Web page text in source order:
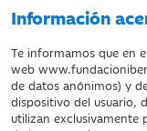
Información
Te informamos que en
web
de datos anónimos) y
dispositivo del usuario,
utilizan exclusivamente
CONDICIONES DE
IBERCAJA BANCO
Fundación Bancaria
Inscrita en el Registro